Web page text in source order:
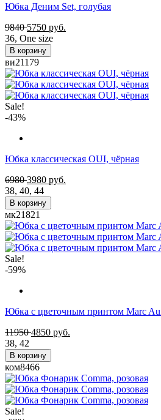
Юбка Деним Set, голубая
9840 5750 руб.
36, One size
В корзину
ви21179
Sale!
-43%
Юбка классическая OUI, чёрная
6980 3980 руб.
38, 40, 44
В корзину
мк21821
Sale!
-59%
Юбка с цветочным принтом Marc
11950 4850 руб.
38, 42
В корзину
ком8466
Sale!